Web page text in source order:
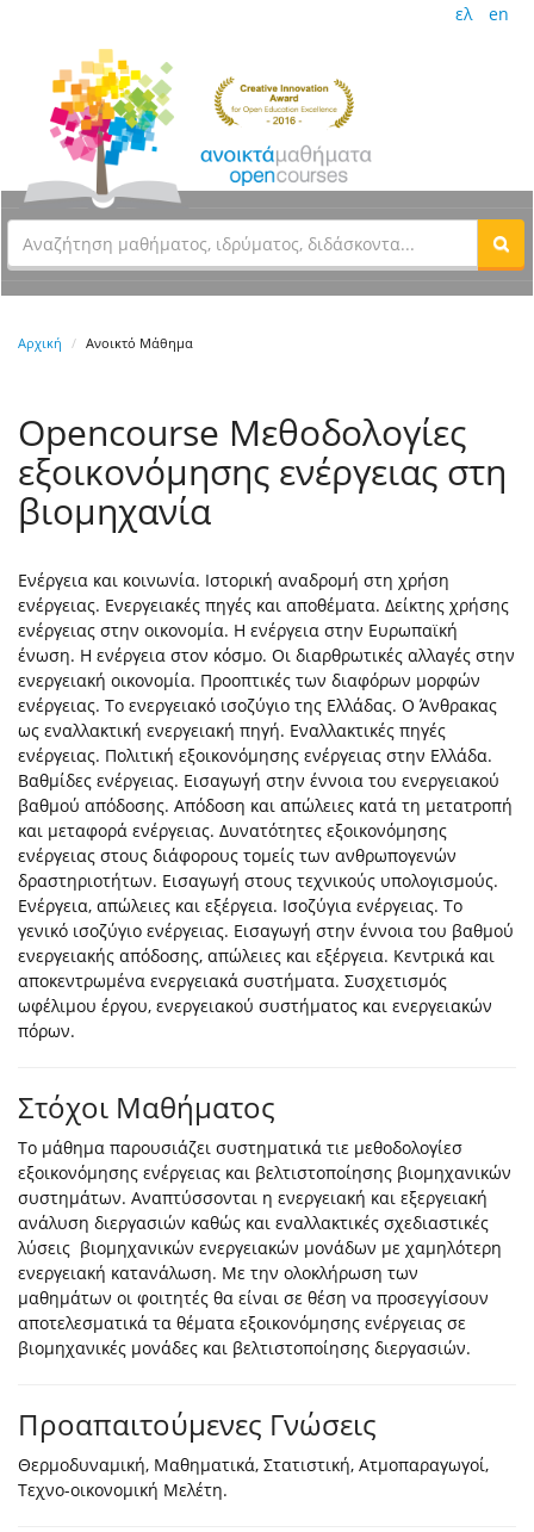
ελ en
Αρχική Ανοικτό Μάθημα
Opencourse Μεθοδολογίες
εξοικονόμησης ενέργειας στη
βιομηχανία
Ενέργεια και κοινωνία. Ιστορική αναδρομή στη χρήση
ενέργειας. Ενεργειακές πηγές και αποθέματα. Δείκτης χρήσης
ενέργειας στην οικονομία. Η ενέργεια στην Ευρωπαϊκή
ένωση. Η ενέργεια στον κόσμο. Οι διαρθρωτικές αλλαγές στην
ενεργειακή οικονομία. Προοπτικές των διαφόρων μορφών
ενέργειας. Το ενεργειακό ισοζύγιο της Ελλάδας. Ο Άνθρακας
ως εναλλακτική ενεργειακή πηγή. Εναλλακτικές πηγές
ενέργειας. Πολιτική εξοικονόμησης ενέργειας στην Ελλάδα.
Βαθμίδες ενέργειας. Εισαγωγή στην έννοια του ενεργειακού
βαθμού απόδοσης. Απόδοση και απώλειες κατά τη μετατροπή
και μεταφορά ενέργειας. Δυνατότητες εξοικονόμησης
ενέργειας στους διάφορους τομείς των ανθρωπογενών
δραστηριοτήτων. Εισαγωγή στους τεχνικούς υπολογισμούς.
Ενέργεια, απώλειες και εξέργεια. Ισοζύγια ενέργειας. Το
γενικό ισοζύγιο ενέργειας. Εισαγωγή στην έννοια του βαθμού
ενεργειακής απόδοσης, απώλειες και εξέργεια. Κεντρικά και
αποκεντρωμένα ενεργειακά συστήματα. Συσχετισμός
ωφέλιμου έργου, ενεργειακού συστήματος και ενεργειακών
πόρων.
Στόχοι Μαθήματος
Το μάθημα παρουσιάζει συστηματικά τιε μεθοδολογίεσ
εξοικονόμησης ενέργειας και βελτιστοποίησης βιομηχανικών
συστημάτων. Αναπτύσσονται η ενεργειακή και εξεργειακή
ανάλυση διεργασιών καθώς και εναλλακτικές σχεδιαστικές
λύσεις βιομηχανικών ενεργειακών μονάδων με χαμηλότερη
ενεργειακή κατανάλωση. Με την ολοκλήρωση των
μαθημάτων οι φοιτητές θα είναι σε θέση να προσεγγίσουν
αποτελεσματικά τα θέματα εξοικονόμησης ενέργειας σε
βιομηχανικές μονάδες και βελτιστοποίησης διεργασιών.
Προαπαιτούμενες Γνώσεις
Θερμοδυναμική, Μαθηματικά, Στατιστική, Ατμοπαραγωγοί,
Τεχνο-οικονομική Μελέτη.